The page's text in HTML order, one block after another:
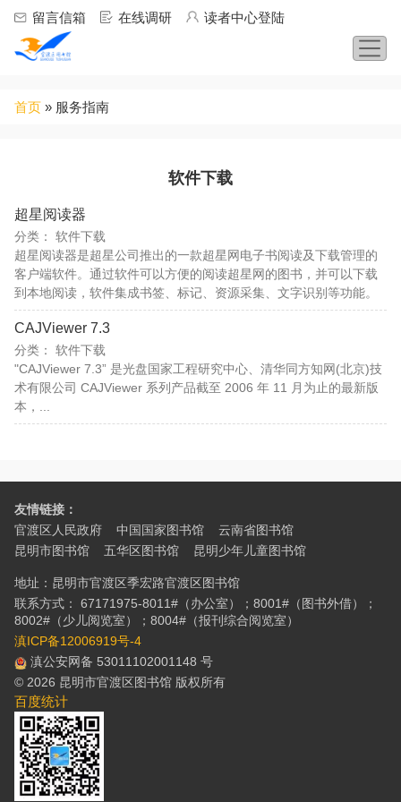
Jump to navigation
留言信箱 在线调研 读者中心登陆
首页 » 服务指南
软件下载
​超星阅读器
分类：
软件下载
超星阅读器是超星公司推出的一款超星网电子书阅读及下载管理的
客户端软件。通过软件可以方便的阅读超星网的图书，并可以下载
到本地阅读，软件集成书签、标记、资源采集、文字识别等功能。
CAJViewer 7.3
分类：
软件下载
"CAJViewer 7.3” 是光盘国家工程研究中心、清华同方知网(北京)技
术有限公司 CAJViewer 系列产品截至 2006 年 11 月为止的最新版
本，...
友情链接：
官渡区人民政府
中国国家图书馆
云南省图书馆
昆明市图书馆
五华区图书馆 昆明少年儿童图书馆
地址：昆明市官渡区季宏路官渡区图书馆
联系方式： 67171975-8011#（办公室）；8001#（图书外借）；
8002#（少儿阅览室）；8004#（报刊综合阅览室）
滇ICP备12006919号-4
滇公安网备 53011102001148 号
© 2026 昆明市官渡区图书馆 版权所有
百度统计